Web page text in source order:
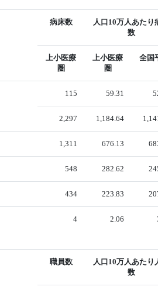
病床数
人口10万人あたり
数
上小医療
圏
上小医療
圏
全国
115 59.31
2,297 1,184.64
1,311 676.13
548 282.62
434 223.83
4 2.06
職員数
人口10万人あたり
数